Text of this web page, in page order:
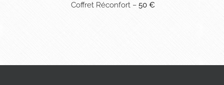
Coffret Réconfort – 50 €